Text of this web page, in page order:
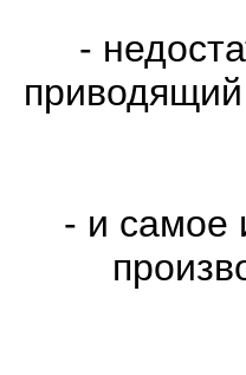
-
приводящий
- и самое